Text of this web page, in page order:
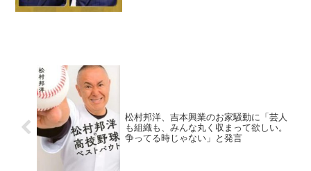
松村邦洋、吉本興業のお家騒動に「芸人
も組織も、みんな丸く収まって欲しい。
争ってる時じゃない」と発言